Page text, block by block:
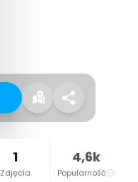
1
Zdjęcia
4,6k
Popularność